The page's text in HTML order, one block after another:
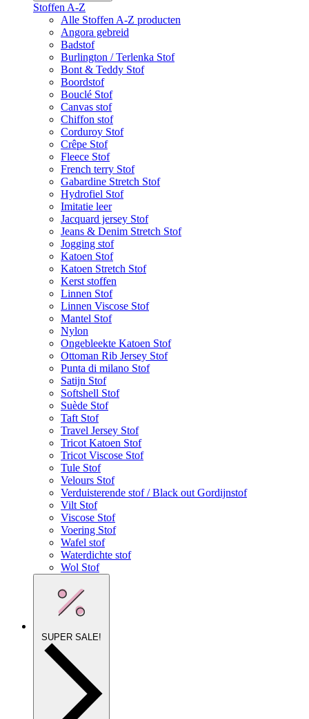
Stoffen A-Z
Alle Stoffen A-Z producten
Angora gebreid
Badstof
Burlington / Terlenka Stof
Bont & Teddy Stof
Boordstof
Bouclé Stof
Canvas stof
Chiffon stof
Corduroy Stof
Crêpe Stof
Fleece Stof
French terry Stof
Gabardine Stretch Stof
Hydrofiel Stof
Imitatie leer
Jacquard jersey Stof
Jeans & Denim Stretch Stof
Jogging stof
Katoen Stof
Katoen Stretch Stof
Kerst stoffen
Linnen Stof
Linnen Viscose Stof
Mantel Stof
Nylon
Ongebleekte Katoen Stof
Ottoman Rib Jersey Stof
Punta di milano Stof
Satijn Stof
Softshell Stof
Suède Stof
Taft Stof
Travel Jersey Stof
Tricot Katoen Stof
Tricot Viscose Stof
Tule Stof
Velours Stof
Verduisterende stof / Black out Gordijnstof
Vilt Stof
Viscose Stof
Voering Stof
Wafel stof
Waterdichte stof
Wol Stof
SUPER SALE!